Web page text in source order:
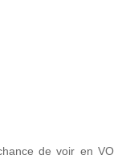
de voir en VO